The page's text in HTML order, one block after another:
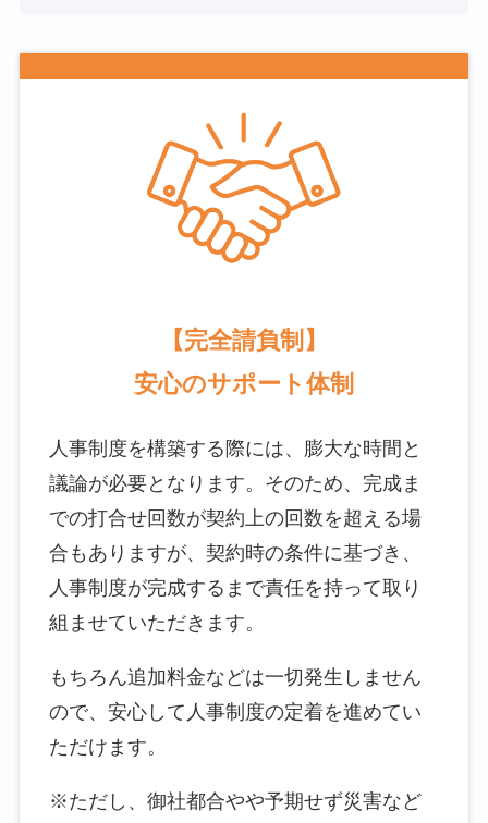
【完全請負制】
安心のサポート体制
人事制度を構築する際には、膨大な時間と
議論が必要となります。そのため、完成ま
での打合せ回数が契約上の回数を超える場
合もありますが、契約時の条件に基づき、
人事制度が完成するまで責任を持って取り
組ませていただきます。
もちろん追加料金などは一切発生しません
ので、安心して人事制度の定着を進めてい
ただけます。
※ただし、御社都合やや予期せず災害など